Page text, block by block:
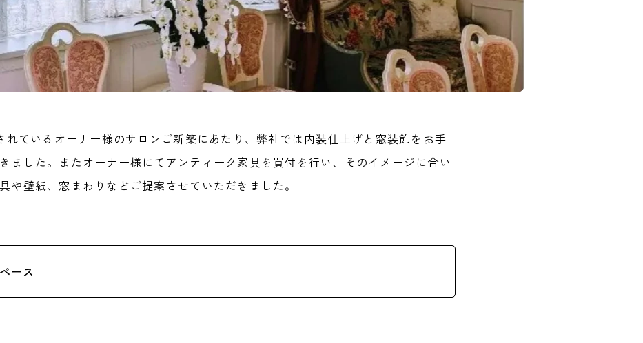
れているオーナー様のサロンご新築にあたり、弊社では内装仕上げと窓装飾をお手
ました。またオーナー様にてアンティーク家具を買付を行い、そのイメージに合い
や壁紙、窓まわりなどご提案させていただきました。
ース